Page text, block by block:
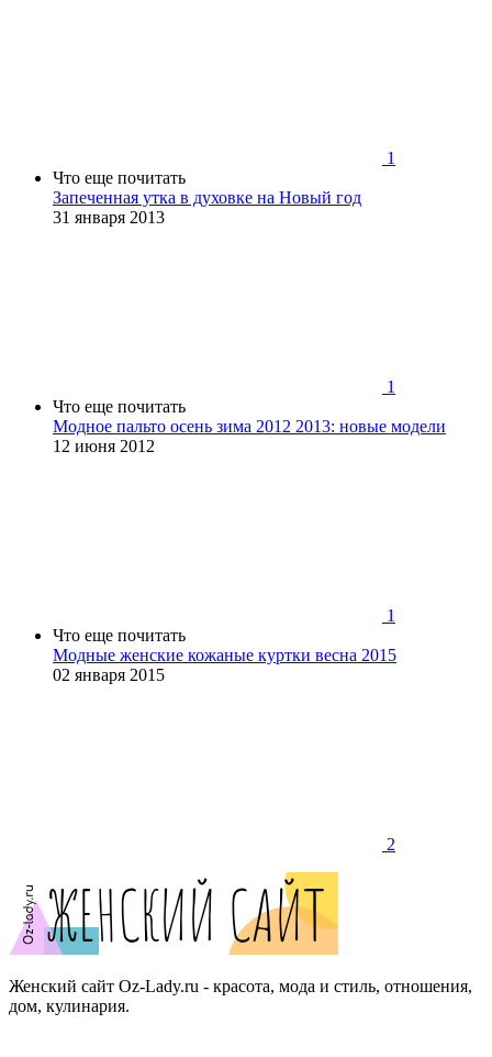
1
Что еще почитать
Запеченная утка в духовке на Новый год
31 января 2013
1
Что еще почитать
Модное пальто осень зима 2012 2013: новые модели
12 июня 2012
1
Что еще почитать
Модные женские кожаные куртки весна 2015
02 января 2015
2
Женский сайт Oz-Lady.ru - красота, мода и стиль, отношения,
дом, кулинария.